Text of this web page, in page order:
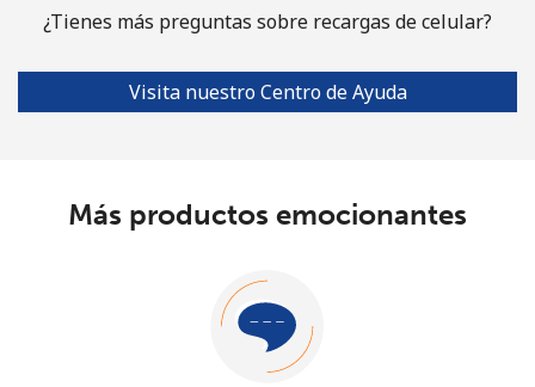
¿Tienes más preguntas sobre recargas de celular?
Visita nuestro Centro de Ayuda
Más productos emocionantes